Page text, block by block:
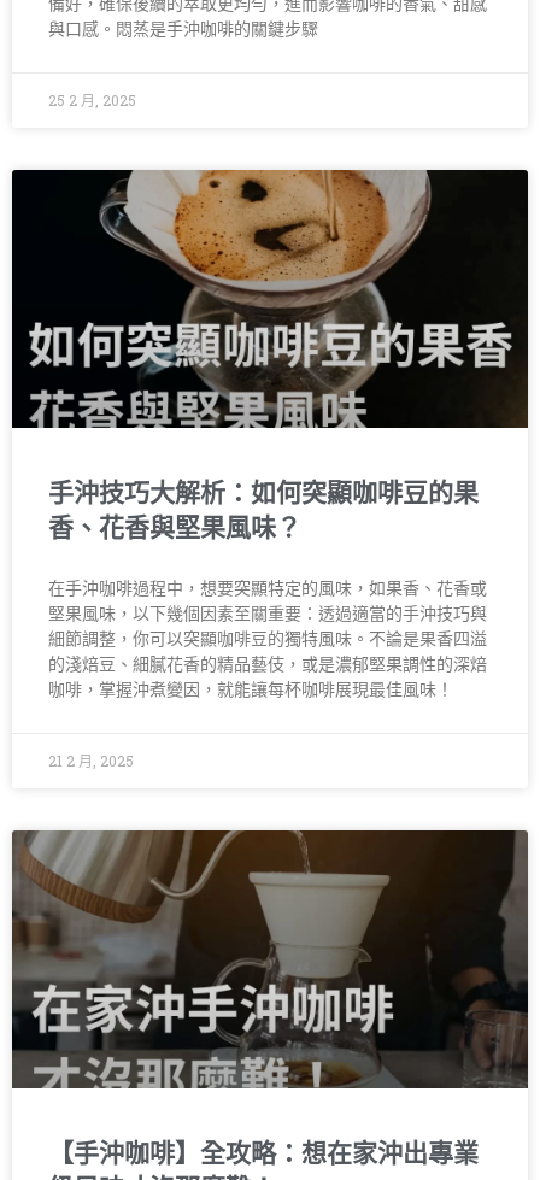
備好，確保後續的萃取更均勻，進而影響咖啡的香氣、甜感
與口感。悶蒸是手沖咖啡的關鍵步驟
25 2 月, 2025
手沖技巧大解析：如何突顯咖啡豆的果
香、花香與堅果風味？
在手沖咖啡過程中，想要突顯特定的風味，如果香、花香或
堅果風味，以下幾個因素至關重要：透過適當的手沖技巧與
細節調整，你可以突顯咖啡豆的獨特風味。不論是果香四溢
的淺焙豆、細膩花香的精品藝伎，或是濃郁堅果調性的深焙
咖啡，掌握沖煮變因，就能讓每杯咖啡展現最佳風味！
21 2 月, 2025
【手沖咖啡】全攻略：想在家沖出專業